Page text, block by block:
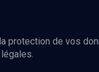
protection de vos